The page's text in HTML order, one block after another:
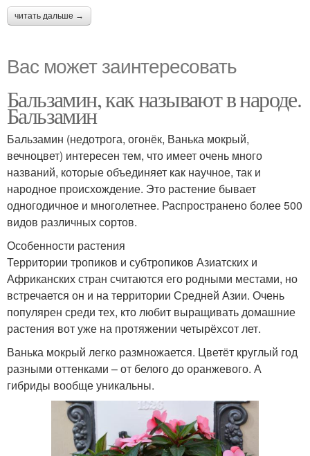
читать дальше →
Вас может заинтересовать
Бальзамин, как называют в народе.
Бальзамин
Бальзамин (недотрога, огонёк, Ванька мокрый,
вечноцвет) интересен тем, что имеет очень много
названий, которые объединяет как научное, так и
народное происхождение. Это растение бывает
одногодичное и многолетнее. Распространено более 500
видов различных сортов.
Особенности растения
Территории тропиков и субтропиков Азиатских и
Африканских стран считаются его родными местами, но
встречается он и на территории Средней Азии. Очень
популярен среди тех, кто любит выращивать домашние
растения вот уже на протяжении четырёхсот лет.
Ванька мокрый легко размножается. Цветёт круглый год
разными оттенками – от белого до оранжевого. А
гибриды вообще уникальны.